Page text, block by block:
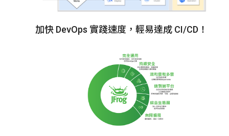
加快 DevOps 實踐速度，輕易達成 CI/CD！